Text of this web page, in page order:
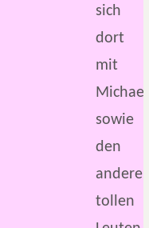
sich
dort
mit
Michael
sowie
den
anderen
tollen